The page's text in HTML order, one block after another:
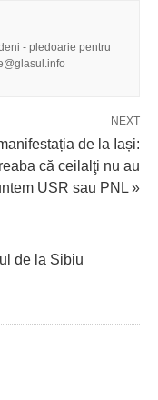
- pledoarie pentru
NEXT
de la Iași:
că ceilalţi nu au
USR sau PNL »
de la Sibiu